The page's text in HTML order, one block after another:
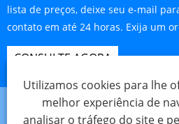
lista de preços, deixe seu e-mail
contato em até 24 horas. Exija um
CONSULTE AGORA
Utilizamos cookies para lhe
melhor experiência de
analisar o tráfego do site e